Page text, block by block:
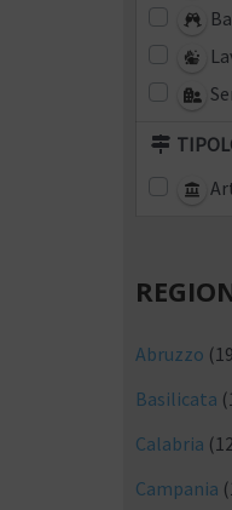
Abruzzo
Basilicata
Calabria
Campania